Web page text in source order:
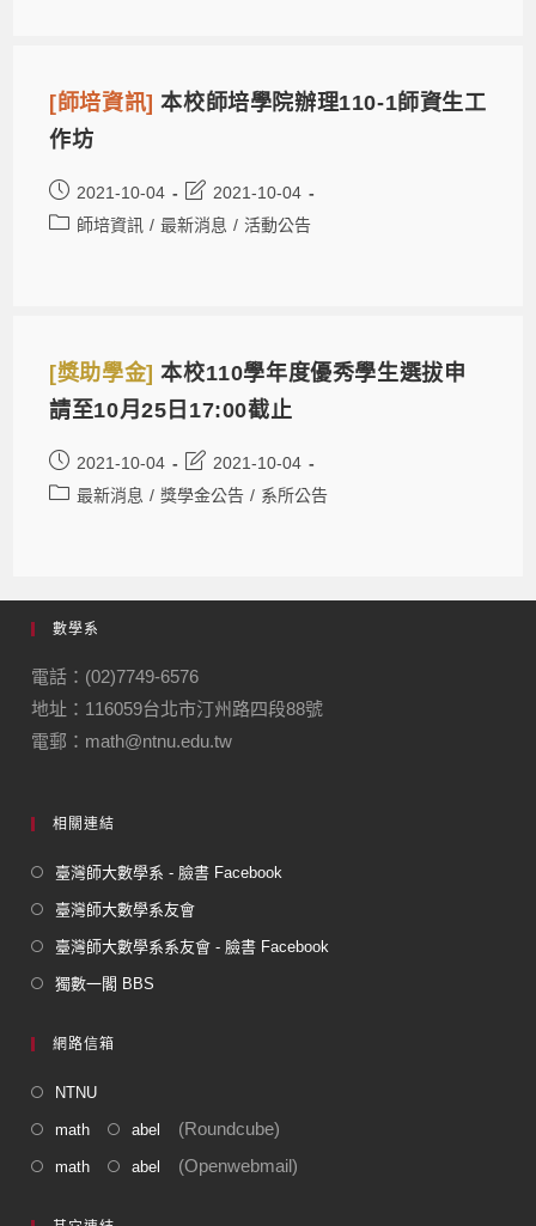
[師培資訊]本校師培學院辦理110-1師資生工
作坊
2021-10-04
2021-10-04
師培資訊 / 最新消息 / 活動公告
[獎助學金]本校110學年度優秀學生選拔申
請至10月25日17:00截止
2021-10-04
2021-10-04
最新消息 / 獎學金公告 / 系所公告
數學系
電話：(02)7749-6576
地址：116059台北市汀州路四段88號
電郵：math@ntnu.edu.tw
相關連結
臺灣師大數學系 - 臉書 Facebook
臺灣師大數學系友會
臺灣師大數學系系友會 - 臉書 Facebook
獨數一閣 BBS
網路信箱
NTNU
math abel (Roundcube)
math abel (Openwebmail)